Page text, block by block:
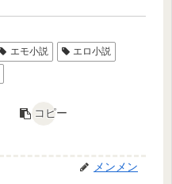
エモ小説
エロ小説
コピー
メンメン